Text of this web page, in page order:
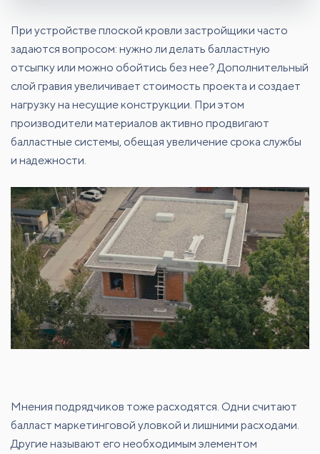
При устройстве плоской кровли застройщики часто
задаются вопросом: нужно ли делать балластную
отсыпку или можно обойтись без нее? Дополнительный
слой гравия увеличивает стоимость проекта и создает
нагрузку на несущие конструкции. При этом
производители материалов активно продвигают
балластные системы, обещая увеличение срока службы
и надежности.
Мнения подрядчиков тоже расходятся. Одни считают
балласт маркетинговой уловкой и лишними расходами.
Другие называют его необходимым элементом